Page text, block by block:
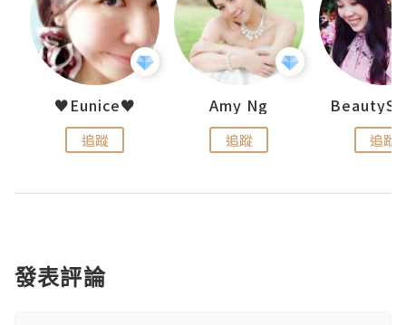
♥Eunice♥
追蹤
Amy Ng
追蹤 追蹤
發表評論